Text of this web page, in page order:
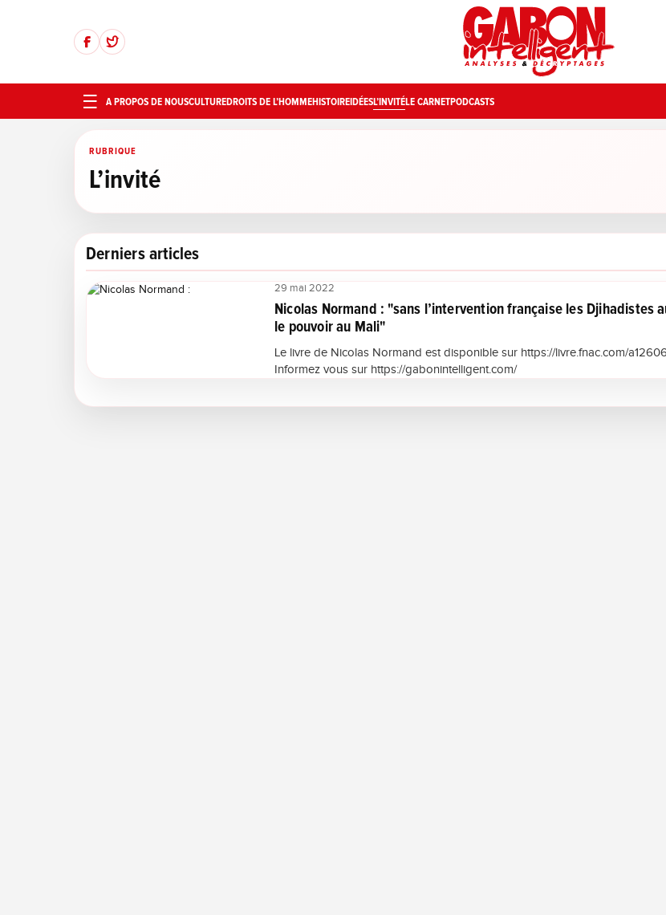
A PROPOS DE NOUSCULTUREDROITS DE L’HOMMEHISTOIREIDÉESL’INVITÉLE CARNETPODCASTS
RUBRIQUE
L’invité
Derniers articles
29 mai 2022
Nicolas Normand : "sans l’intervention française les Djihadistes
le pouvoir au Mali"
Le livre de Nicolas Normand est disponible sur https://livre.fnac.com/
Informez vous sur https://gabonintelligent.com/